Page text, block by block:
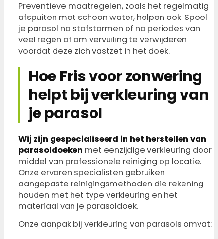
Preventieve maatregelen, zoals het regelmatig
afspuiten met schoon water, helpen ook. Spoel
je parasol na stofstormen of na periodes van
veel regen af om vervuiling te verwijderen
voordat deze zich vastzet in het doek.
Hoe Fris voor zonwering
helpt bij verkleuring van
je parasol
Wij zijn gespecialiseerd in het herstellen van
parasoldoeken met eenzijdige verkleuring door
middel van professionele reiniging op locatie.
Onze ervaren specialisten gebruiken
aangepaste reinigingsmethoden die rekening
houden met het type verkleuring en het
materiaal van je parasoldoek.
Onze aanpak bij verkleuring van parasols omvat: